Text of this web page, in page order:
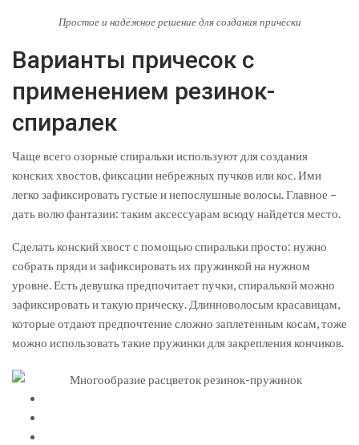
Простое и надёжное решение для создания причёски
Варианты причесок с
применением резинок-
спиралек
Чаще всего озорные спиральки используют для создания
конских хвостов, фиксации небрежных пучков или кос. Ими
легко зафиксировать густые и непослушные волосы. Главное –
дать волю фантазии: таким аксессуарам всюду найдется место.
Сделать конский хвост с помощью спиральки просто: нужно
собрать пряди и зафиксировать их пружинкой на нужном
уровне. Есть девушка предпочитает пучки, спиралькой можно
зафиксировать и такую прическу. Длинноволосым красавицам,
которые отдают предпочтение сложно заплетенным косам, тоже
можно использовать такие пружинки для закрепления кончиков.